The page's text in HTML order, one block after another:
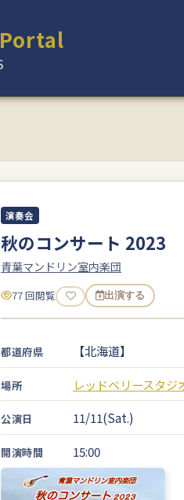
演奏会
秋のコンサート 2023
青葉マンドリン室内楽団
77 回閲覧 出演する
都道府県 【北海道】
場所 レッドベリースタジ
公演日 11/11(Sat.)
開演時間 15:00